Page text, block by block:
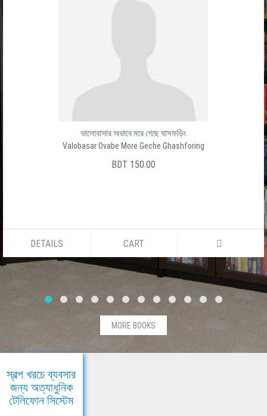
ভালোবাসার অভাবে মরে গেছে ঘাসফড়িং
Valobasar Ovabe More Geche Ghashforing
BDT 150.00
DETAILS CART
MORE BOOKS
স্বল্প খরচে ব্যবসার
জন্য অত্যাধুনিক
টেলিফোন সিস্টেম